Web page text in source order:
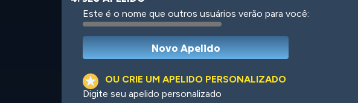
Robotic International
Este é o nome que outros usuários verão para você:
OU CRIE UM APELIDO PERSONALIZADO
Digite seu apelido personalizado